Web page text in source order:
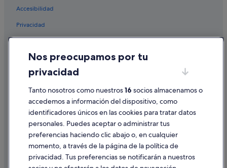
Accesibilidad
Privacidad
Condiciones de uso
Información legal/contacto
Pautas sobre el contenido y cómo denunciar contenido
Ayuda
Cancelar un vuelo
Cancelar una reserva de hotel o de un alquiler vacacional
Nos preocupamos por tu
privacidad
Tanto nosotros como nuestros16 socios almacenamos o
accedemos a información del dispositivo, como
identificadores únicos en las cookies para tratar datos
personales. Puedes aceptar o administrar tus
preferencias haciendo clic abajo o, en cualquier
momento, a través de la página de la política de
privacidad. Tus preferencias se notificarán a nuestros